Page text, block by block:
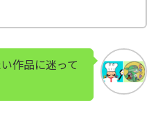
作品に迷って